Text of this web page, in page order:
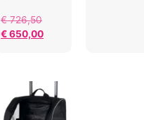
€726,50
€650,00